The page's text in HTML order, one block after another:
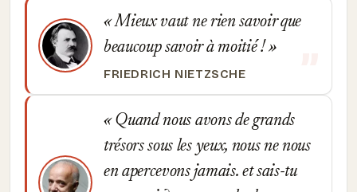
Mieux vaut ne rien savoir que
beaucoup savoir à moitié !
FRIEDRICH NIETZSCHE
Quand nous avons de grands
trésors sous les yeux, nous ne nous
en apercevons jamais. et sais-tu